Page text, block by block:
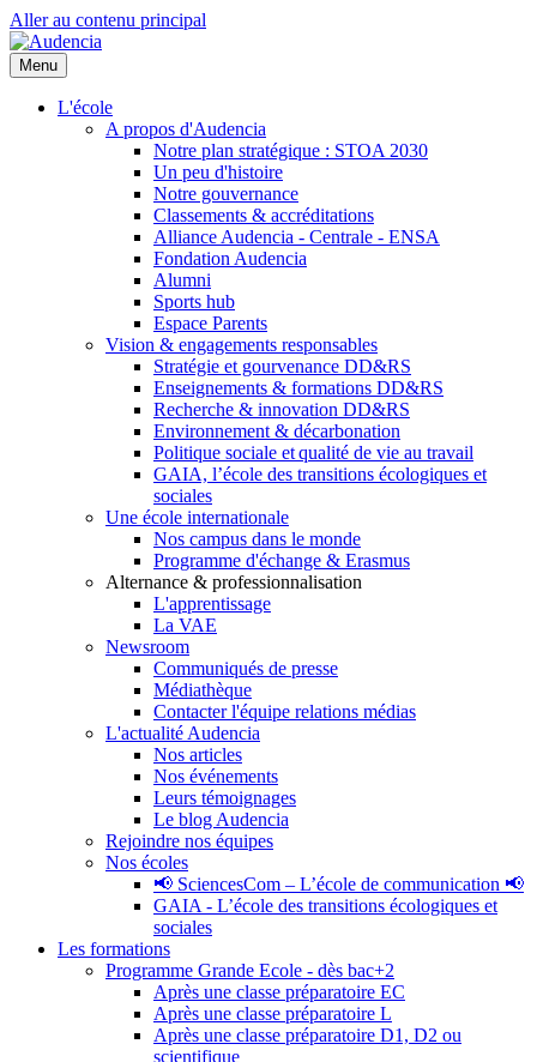
Aller au contenu principal
Menu
L'école
A propos d'Audencia
Notre plan stratégique : STOA 2030
Un peu d'histoire
Notre gouvernance
Classements & accréditations
Alliance Audencia - Centrale - ENSA
Fondation Audencia
Alumni
Sports hub
Espace Parents
Vision & engagements responsables
Stratégie et gourvenance DD&RS
Enseignements & formations DD&RS
Recherche & innovation DD&RS
Environnement & décarbonation
Politique sociale et qualité de vie au travail
GAIA, l’école des transitions écologiques et
sociales
Une école internationale
Nos campus dans le monde
Programme d'échange & Erasmus
Alternance & professionnalisation
L'apprentissage
La VAE
Newsroom
Communiqués de presse
Médiathèque
Contacter l'équipe relations médias
L'actualité Audencia
Nos articles
Nos événements
Leurs témoignages
Le blog Audencia
Rejoindre nos équipes
Nos écoles
📢 SciencesCom – L’école de communication 📢
GAIA - L’école des transitions écologiques et
sociales
Les formations
Programme Grande Ecole - dès bac+2
Après une classe préparatoire EC
Après une classe préparatoire L
Après une classe préparatoire D1, D2 ou
scientifique